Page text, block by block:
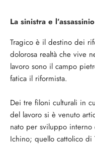
La sinistra e
Tragico è il destino dei
dolorosa realtà che vive
lavoro sono il campo
fatica il riformista.
Dei tre filoni culturali in
del lavoro si è venuto
nato per sviluppo interno
Ichino; quello cattolico